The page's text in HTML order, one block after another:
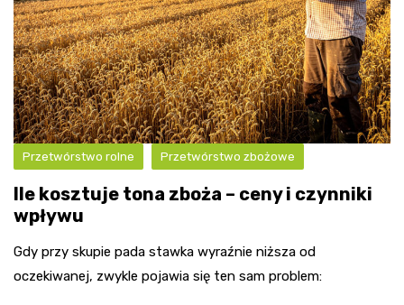
Przetwórstwo rolne Przetwórstwo zbożowe
Ile kosztuje tona zboża – ceny i czynniki
wpływu
Gdy przy skupie pada stawka wyraźnie niższa od
oczekiwanej, zwykle pojawia się ten sam problem: